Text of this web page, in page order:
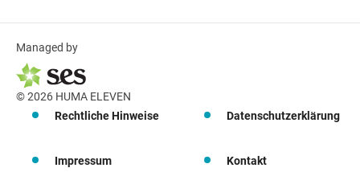
Managed by
© 2026 HUMA ELEVEN
Rechtliche Hinweise
Datenschutzerklärung
Impressum Kontakt